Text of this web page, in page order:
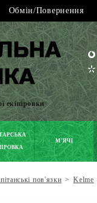
Обмін/Повернення
екіпіровки
М'ЯЧІ
пов'язки > Kelme